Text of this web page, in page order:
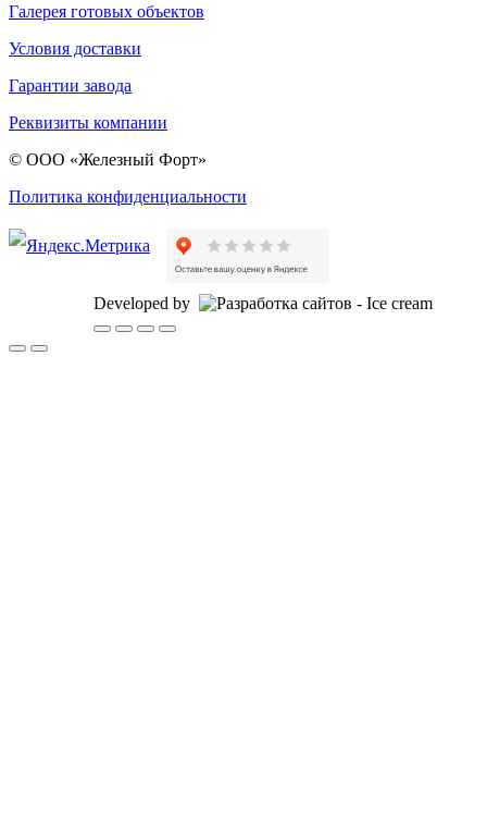
Галерея готовых объектов
Условия доставки
Гарантии завода
Реквизиты компании
© ООО «Железный Форт»
Политика конфиденциальности
Developed by